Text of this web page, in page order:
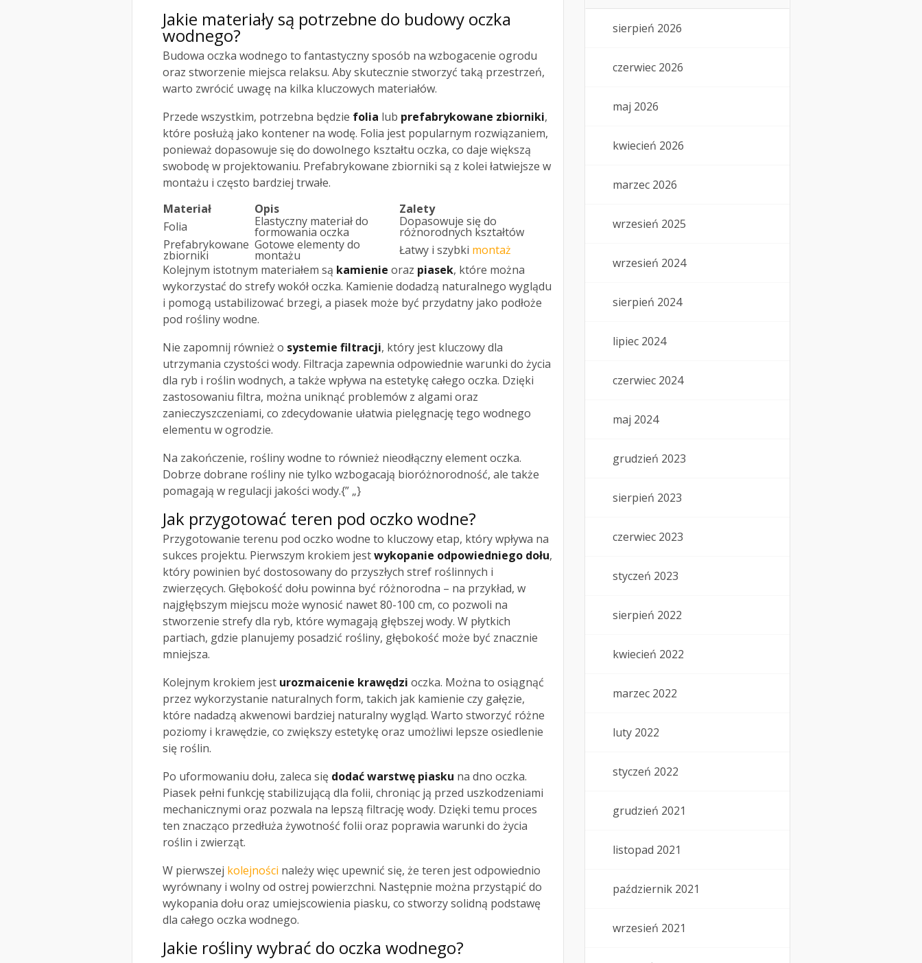
Jakie materiały są potrzebne do budowy oczka
wodnego?
Budowa oczka wodnego to fantastyczny sposób na wzbogacenie ogrodu
oraz stworzenie miejsca relaksu. Aby skutecznie stworzyć taką przestrzeń,
warto zwrócić uwagę na kilka kluczowych materiałów.
Przede wszystkim, potrzebna będzie folia lub prefabrykowane zbiorniki,
które posłużą jako kontener na wodę. Folia jest popularnym rozwiązaniem,
ponieważ dopasowuje się do dowolnego kształtu oczka, co daje większą
swobodę w projektowaniu. Prefabrykowane zbiorniki są z kolei łatwiejsze w
montażu i często bardziej trwałe.
Materiał
Opis
Zalety
Folia
Elastyczny materiał do
formowania oczka
Dopasowuje się do
różnorodnych kształtów
Prefabrykowane
zbiorniki
Gotowe elementy do
montażu Łatwy i szybki montaż
Kolejnym istotnym materiałem są kamienie oraz piasek, które można
wykorzystać do strefy wokół oczka. Kamienie dodadzą naturalnego wyglądu
i pomogą ustabilizować brzegi, a piasek może być przydatny jako podłoże
pod rośliny wodne.
Nie zapomnij również o systemie filtracji, który jest kluczowy dla
utrzymania czystości wody. Filtracja zapewnia odpowiednie warunki do życia
dla ryb i roślin wodnych, a także wpływa na estetykę całego oczka. Dzięki
zastosowaniu filtra, można uniknąć problemów z algami oraz
zanieczyszczeniami, co zdecydowanie ułatwia pielęgnację tego wodnego
elementu w ogrodzie.
Na zakończenie, rośliny wodne to również nieodłączny element oczka.
Dobrze dobrane rośliny nie tylko wzbogacają bioróżnorodność, ale także
pomagają w regulacji jakości wody.{” „}
Jak przygotować teren pod oczko wodne?
Przygotowanie terenu pod oczko wodne to kluczowy etap, który wpływa na
sukces projektu. Pierwszym krokiem jestwykopanie odpowiedniego dołu,
który powinien być dostosowany do przyszłych stref roślinnych i
zwierzęcych. Głębokość dołu powinna być różnorodna – na przykład, w
najgłębszym miejscu może wynosić nawet 80-100 cm, co pozwoli na
stworzenie strefy dla ryb, które wymagają głębszej wody. W płytkich
partiach, gdzie planujemy posadzić rośliny, głębokość może być znacznie
mniejsza.
Kolejnym krokiem jest urozmaicenie krawędzi oczka. Można to osiągnąć
przez wykorzystanie naturalnych form, takich jak kamienie czy gałęzie,
które nadadzą akwenowi bardziej naturalny wygląd. Warto stworzyć różne
poziomy i krawędzie, co zwiększy estetykę oraz umożliwi lepsze osiedlenie
się roślin.
Po uformowaniu dołu, zaleca się dodać warstwę piasku na dno oczka.
Piasek pełni funkcję stabilizującą dla folii, chroniąc ją przed uszkodzeniami
mechanicznymi oraz pozwala na lepszą filtrację wody. Dzięki temu proces
ten znacząco przedłuża żywotność folii oraz poprawia warunki do życia
roślin i zwierząt.
W pierwszej kolejności należy więc upewnić się, że teren jest odpowiednio
wyrównany i wolny od ostrej powierzchni. Następnie można przystąpić do
wykopania dołu oraz umiejscowienia piasku, co stworzy solidną podstawę
dla całego oczka wodnego.
Jakie rośliny wybrać do oczka wodnego?
sierpień 2026
czerwiec 2026
maj 2026
kwiecień 2026
marzec 2026
wrzesień 2025
wrzesień 2024
sierpień 2024
lipiec 2024
czerwiec 2024
maj 2024
grudzień 2023
sierpień 2023
czerwiec 2023
styczeń 2023
sierpień 2022
kwiecień 2022
marzec 2022
luty 2022
styczeń 2022
grudzień 2021
listopad 2021
październik 2021
wrzesień 2021